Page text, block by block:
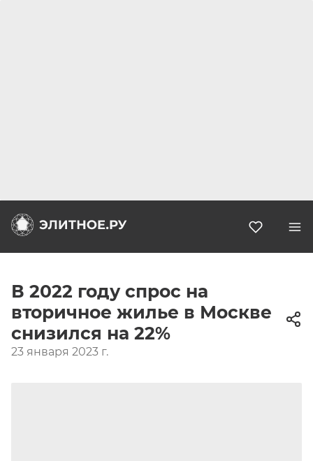
В 2022 году спрос на
вторичное жилье в Москве
снизился на 22%
23 января 2023 г.